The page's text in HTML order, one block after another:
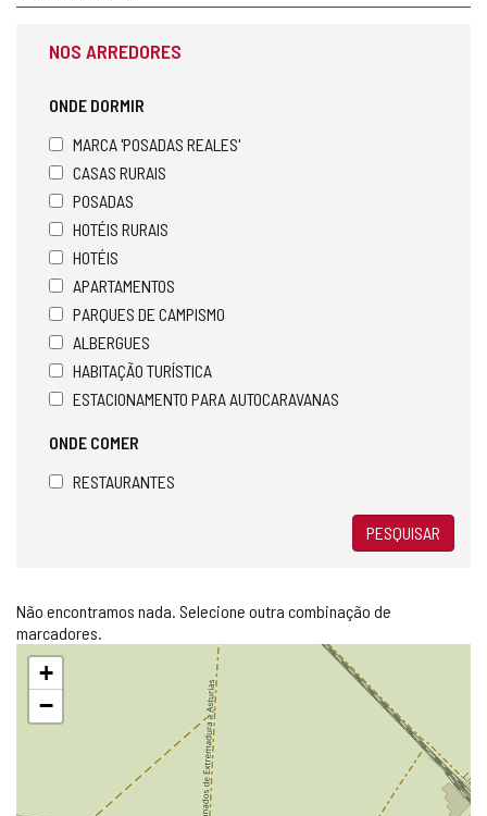
NOS ARREDORES
ONDE DORMIR
MARCA 'POSADAS REALES'
CASAS RURAIS
POSADAS
HOTÉIS RURAIS
HOTÉIS
APARTAMENTOS
PARQUES DE CAMPISMO
ALBERGUES
HABITAÇÃO TURÍSTICA
ESTACIONAMENTO PARA AUTOCARAVANAS
ONDE COMER
RESTAURANTES
PESQUISAR
Não encontramos nada. Selecione outra combinação de
marcadores.
Pular
mapa
+
−